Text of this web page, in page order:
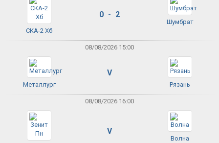
СКА-2 Хб
0 - 2
Шумбрат
08/08/2026 15:00
Металлург
V
Рязань
08/08/2026 16:00
V
Волна